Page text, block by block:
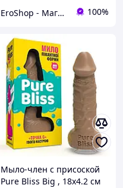
EroShop - Магазин товарів для дорослих 100%
Мыло-член с присоской
Pure Bliss Big , 18х4.2 см